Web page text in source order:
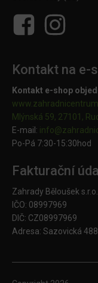
Kontakt na e-
Kontakt e-shop
Mlýnská 59, 27101,
E-mail:
Po-Pá 7:30-15:30hod
Fakturační
Zahrady Běloušek s.r.o.
IČO: 08997969
DIČ: CZ08997969
Adresa: Sazovická